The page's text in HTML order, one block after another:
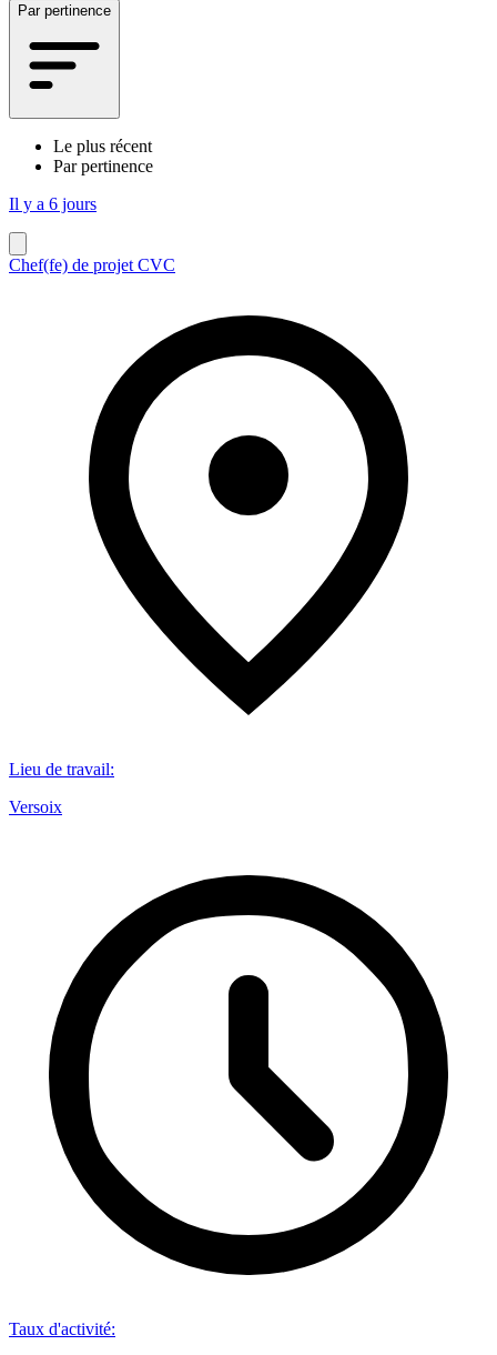
Par pertinence
Le plus récent
Par pertinence
Il y a 6 jours
Chef(fe) de projet CVC
Lieu de travail:
Versoix
Taux d'activité: